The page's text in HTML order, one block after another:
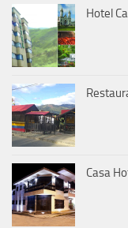
Hotel
Casa